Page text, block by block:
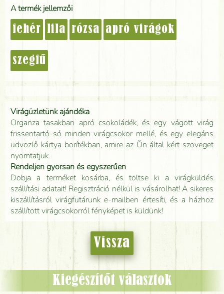
A termék jellemzői
fehér lila rózsa apró virágok
szegfű
Virágüzletünk ajándéka
Organza tasakban apró csokoládék, és egy vágott virág
frissentartó-só minden virágcsokor mellé, és egy elegáns
üdvözlő kártya borítékban, amire az Ön által kért szöveget
nyomtatjuk.
Rendeljen gyorsan és egyszerűen
Dobja a terméket kosárba, és töltse ki a virágküldés
szállítási adatait! Regisztráció nélkül is vásárolhat! A sikeres
kiszállításról virágfutárunk e-mailben értesíti, és a házhoz
szállított virágcsokorról fényképet is küldünk!
Vissza
Kiegészítőt választok